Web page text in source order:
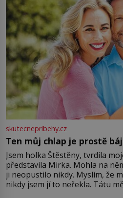
skutecnepribehy.cz
Ten můj chlap je prostě
Jsem holka Štěstěny, tvrdila
představila Mirka. Mohla na
ji neopustilo nikdy. Myslím, že
nikdy jsem jí to neřekla. Tátu